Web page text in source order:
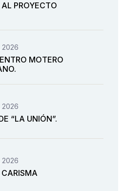
AL PROYECTO
2026
MOTERO
2026
“LA UNIÓN”.
2026